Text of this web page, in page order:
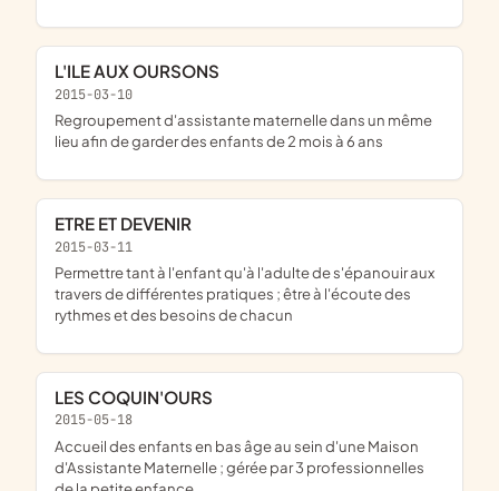
L'ILE AUX OURSONS
2015-03-10
regroupement d'assistante maternelle dans un même
lieu afin de garder des enfants de 2 mois à 6 ans
ETRE ET DEVENIR
2015-03-11
permettre tant à l'enfant qu'à l'adulte de s'épanouir aux
travers de différentes pratiques ; être à l'écoute des
rythmes et des besoins de chacun
LES COQUIN'OURS
2015-05-18
accueil des enfants en bas âge au sein d'une Maison
d'Assistante Maternelle ; gérée par 3 professionnelles